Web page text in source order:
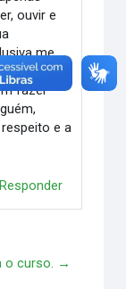
ouvir e
me
de
fazer
e a
Responder
o curso. →